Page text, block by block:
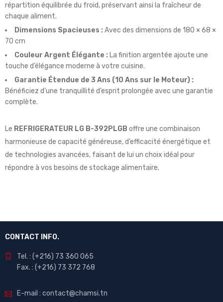
répartition équilibrée du froid, préservant ainsi la fraîcheur de
chaque aliment.
Dimensions Spacieuses : Avec des dimensions de 180 × 68 ×
70 cm
Couleur Argent Élégante : La finition argentée ajoute une
touche d’élégance moderne à votre cuisine.
Garantie Étendue de 3 Ans (10 Ans sur le Moteur) :
Bénéficiez d’une tranquillité d’esprit prolongée avec une garantie
complète.
Le REFRIGERATEUR LG B-392PLGB offre une combinaison
harmonieuse de capacité généreuse, d’efficacité énergétique et
de technologies avancées, faisant de lui un choix idéal pour
répondre à vos besoins de stockage alimentaire.
CONTACT INFO.
Tel. : (+216) 73 360 065
Fax. : (+216) 73 372 768
E-mail : contact@chamsi.tn